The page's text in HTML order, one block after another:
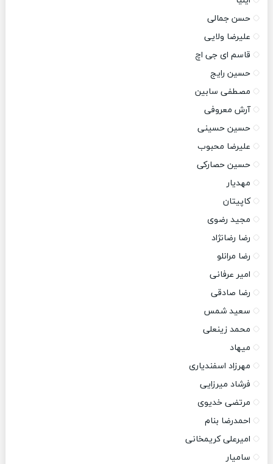
حسن جمالی
علیرضا ولایی
قاسم ای جی اچ
حسین رایج
مصطفی سابین
آرش معروفی
حسین حسینی
علیرضا محبوب
حسین حصارکی
مهدیار
کاپیتان
مجید رضوی
رضا رضانژاد
رضا مرانلو
امیر عرفانی
رضا صادقی
سعید شمس
محمد زینعلی
میهاد
مهرزاد اسفندیاری
فرشاد میرزایی
مرتضی خدیوی
احمدرضا بنام
امیرعلی کریمخانی
سامیار